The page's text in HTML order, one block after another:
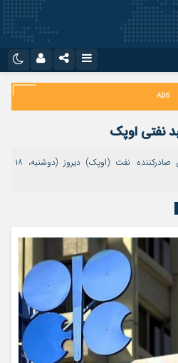
تلگرام
ایتا
اپلیکیشن
قیمت سبد نفتی سازمان کشورهای صادرکننده نفت (اوپک) دیروز (دوشنبه، ۱۸